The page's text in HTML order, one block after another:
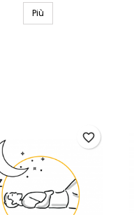
Più
favorite_border